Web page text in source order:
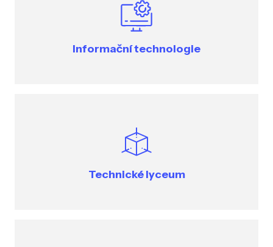
Informační technologie
Technické lyceum